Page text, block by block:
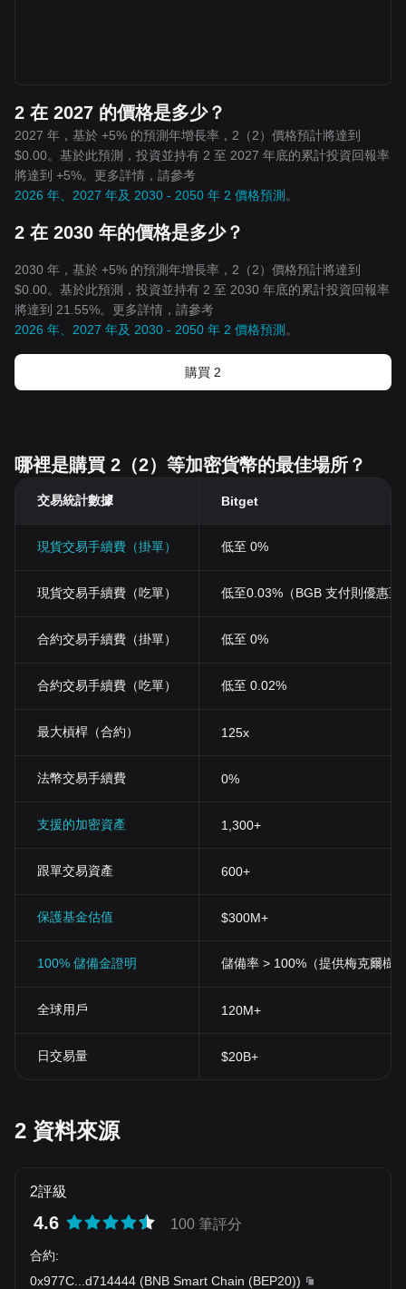
2 在 2027 的價格是多少？
2027 年，基於 +5% 的預測年增長率，2（2）價格預計將達到
$0.00。基於此預測，投資並持有 2 至 2027 年底的累計投資回報率
將達到 +5%。更多詳情，請參考
2026 年、2027 年及 2030 - 2050 年 2 價格預測 。
2 在 2030 年的價格是多少？
2030 年，基於 +5% 的預測年增長率，2（2）價格預計將達到
$0.00。基於此預測，投資並持有 2 至 2030 年底的累計投資回報率
將達到 21.55%。更多詳情，請參考
2026 年、2027 年及 2030 - 2050 年 2 價格預測 。
購買 2
哪裡是購買 2（2）等加密貨幣的最佳場所？
交易統計數據 Bitget
現貨交易手續費（掛單） 低至 0%
現貨交易手續費（吃單） 低至0.03%（BGB 支付則優惠至
合約交易手續費（掛單） 低至 0%
合約交易手續費（吃單） 低至 0.02%
最大槓桿（合約） 125x
法幣交易手續費 0%
支援的加密資產 1,300+
跟單交易資產 600+
保護基金估值 $300M+
100% 儲備金證明 儲備率 > 100%（提供梅克爾樹
全球用戶 120M+
日交易量 $20B+
2 資料來源
2評級
4.6 100 筆評分
合約:
0x977C
d714444 (BNB Smart Chain (BEP20))